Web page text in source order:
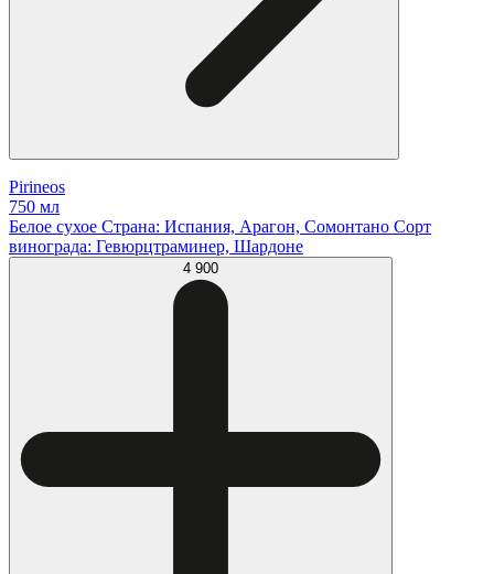
Pirineos
750 мл
Белое сухое Страна: Испания, Арагон, Сомонтано Сорт
винограда: Гевюрцтраминер, Шардоне
4 900